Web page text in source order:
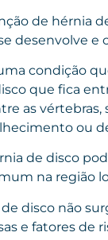
de
desenvolve e
condição
que fica
as vértebras,
ou
de disco
na região
disco não
e fatores de